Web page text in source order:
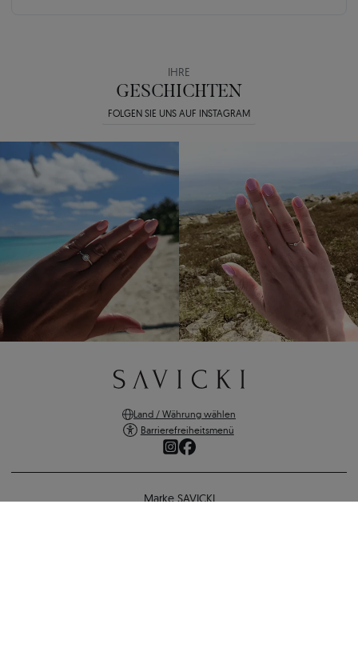
IHRE
GESCHICHTEN
FOLGEN SIE UNS AUF INSTAGRAM
Land / Währung wählen
Barrierefreiheitsmenü
Marke SAVICKI